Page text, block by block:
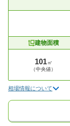
建物面積
101 ㎡
（中央値）
相場情報について